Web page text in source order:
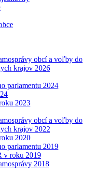
obcí a voľby do
krajov 2026
parlamentu 2024
2023
obcí a voľby do
krajov 2022
2020
parlamentu 2019
v roku 2019
2018